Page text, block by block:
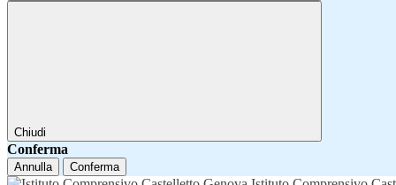
Chiudi
Conferma
Annulla Conferma